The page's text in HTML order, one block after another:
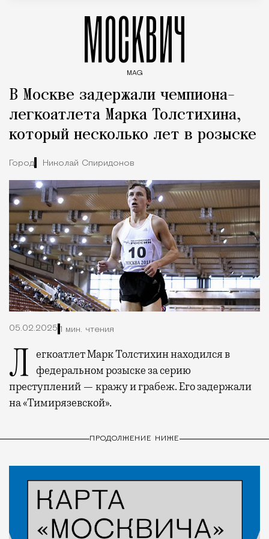
МОСКВИЧ
MAG
В Москве задержали чемпиона-
легкоатлета Марка Толстихина,
который несколько лет в розыске
Город Николай Спиридонов
05.02.2025 1 мин. чтения
Легкоатлет Марк Толстихин находился в федеральном розыске за серию
преступлений — кражу и грабеж. Его задержали
на «Тимирязевской».
ПРОДОЛЖЕНИЕ НИЖЕ